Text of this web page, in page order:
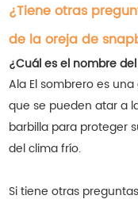
¿Tiene otras
de la oreja de
¿Cuál es el nombre
Ala El sombrero es
que se pueden atar a
barbilla para proteger
del clima frío.
Si tiene otras